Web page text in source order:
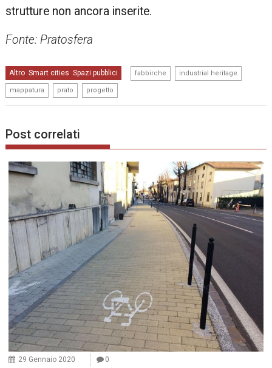
strutture non ancora inserite.
Fonte: Pratosfera
Altro,Smart cities,Spazi pubblici fabbirche industrial heritage
mappatura prato progetto
Post correlati
29 Gennaio 2020 0